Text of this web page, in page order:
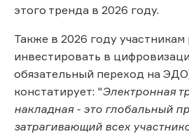
этого тренда в 2026 году.
Также в 2026 году
инвестировать в
обязательный переход на
констатирует: "Электронная
накладная - это глобальный
затрагивающий всех